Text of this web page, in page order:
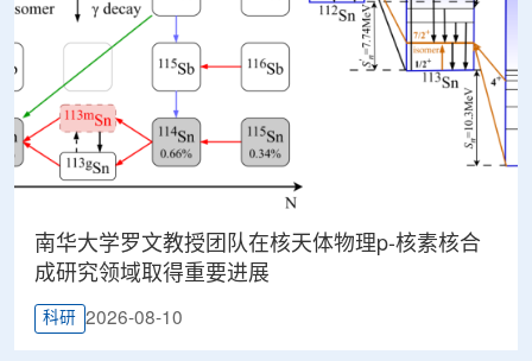
南华大学罗文教授团队在核天体物理p-核素核合
成研究领域取得重要进展
科研 2026-08-10